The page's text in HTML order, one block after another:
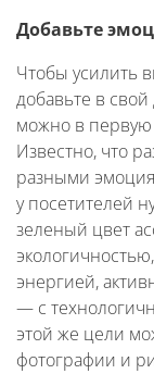
Добавьте
Чтобы усилить
добавьте в
можно в
Известно, что
разными
у посетителей
зеленый цвет
энергией,
— с
этой же цели
фотографии и